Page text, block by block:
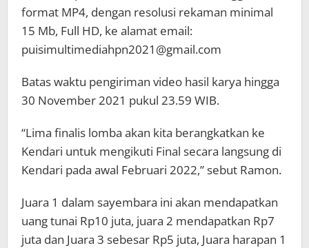
format MP4, dengan resolusi rekaman minimal
15 Mb, Full HD, ke alamat email:
puisimultimediahpn2021@gmail.com
Batas waktu pengiriman video hasil karya hingga
30 November 2021 pukul 23.59 WIB.
“Lima finalis lomba akan kita berangkatkan ke
Kendari untuk mengikuti Final secara langsung di
Kendari pada awal Februari 2022,” sebut Ramon.
Juara 1 dalam sayembara ini akan mendapatkan
uang tunai Rp10 juta, juara 2 mendapatkan Rp7
juta dan Juara 3 sebesar Rp5 juta, Juara harapan 1